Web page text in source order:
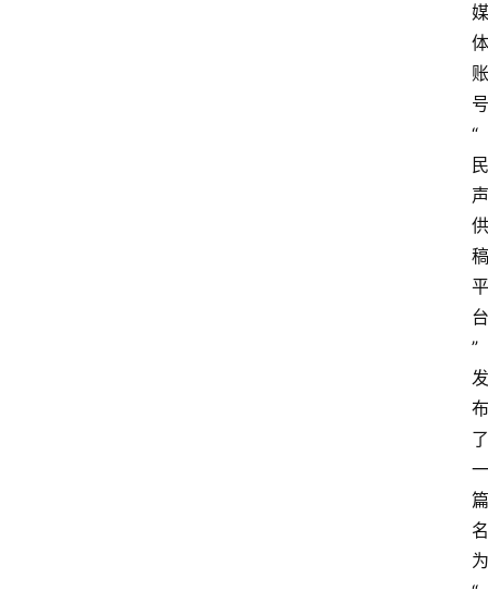
媒
体
账
号
“
民
声
供
稿
平
台
”
发
布
了
一
篇
名
为
“